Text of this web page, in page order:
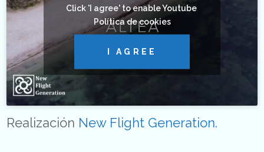
Click 'I agree' to enable Youtube
Política de cookies
I AGREE
Realización New Flight Generation.